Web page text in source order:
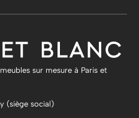
sur mesure à Paris et
(siège social)